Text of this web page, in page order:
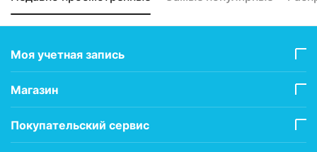
Моя учетная запись
Магазин
Покупательский сервис